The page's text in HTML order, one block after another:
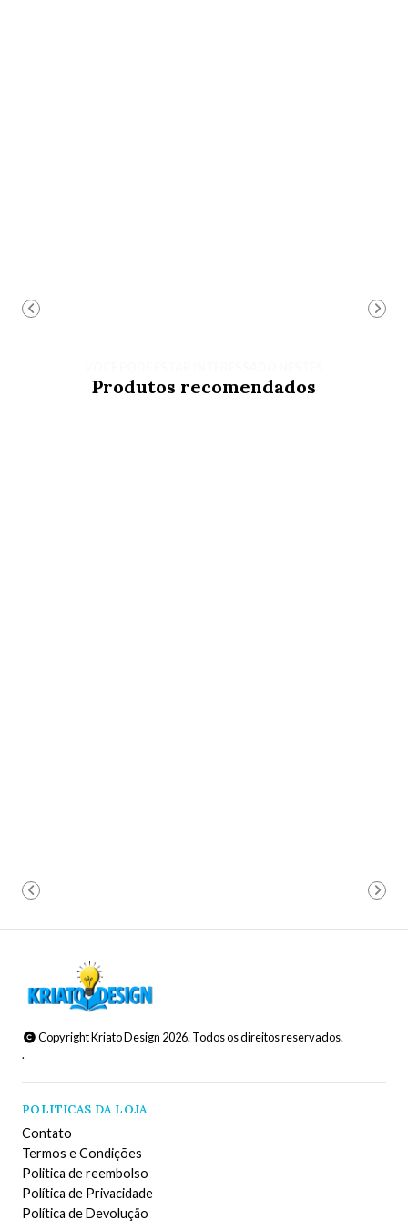
Produtos recomendados
Copyright Kriato Design 2026. Todos os direitos reservados.
.
POLITICAS DA LOJA
Contato
Termos e Condições
Politica de reembolso
Política de Privacidade
Política de Devolução